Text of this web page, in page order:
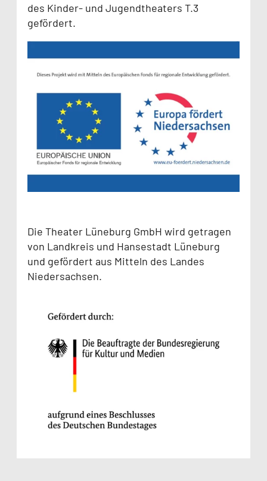
des Kinder- und Jugendtheaters T.3
gefördert.
Die Theater Lüneburg GmbH wird getragen
von Landkreis und Hansestadt Lüneburg
und gefördert aus Mitteln des Landes
Niedersachsen.